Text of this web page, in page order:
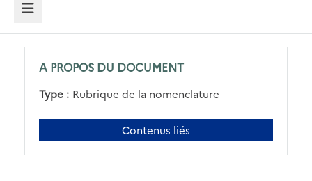
MENU
A PROPOS DU DOCUMENT
Type : Rubrique de la nomenclature
Contenus liés